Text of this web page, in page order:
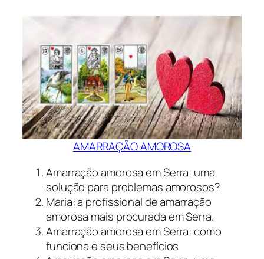
AMARRAÇÃO AMOROSA
Amarração amorosa em Serra: uma
solução para problemas amorosos?
Maria: a profissional de amarração
amorosa mais procurada em Serra.
Amarração amorosa em Serra: como
funciona e seus benefícios